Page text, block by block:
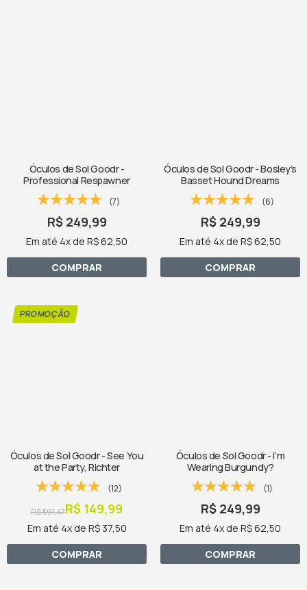
Óculos de Sol Goodr -
Professional Respawner
(7)
R$ 249,99
Em até 4x de R$ 62,50
COMPRAR
Óculos de Sol Goodr - Bosley’s
Basset Hound Dreams
(6)
R$ 249,99
Em até 4x de R$ 62,50
COMPRAR
Óculos de Sol Goodr - See You
at the Party, Richter
(12)
R$ 149,99
R$ 591,47
Em até 4x de R$ 37,50
COMPRAR
Óculos de Sol Goodr - I’m
Wearing Burgundy?
(1)
R$ 249,99
Em até 4x de R$ 62,50
COMPRAR